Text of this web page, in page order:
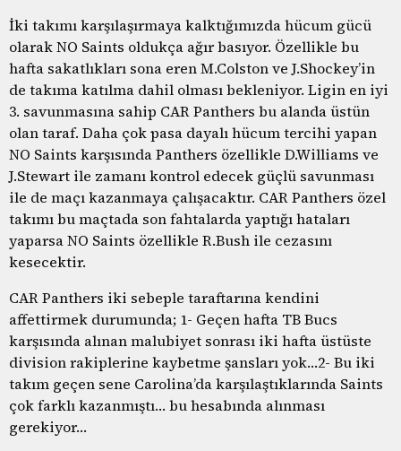
İki takımı karşılaşırmaya kalktığımızda hücum gücü
olarak NO Saints oldukça ağır basıyor. Özellikle bu
hafta sakatlıkları sona eren M.Colston ve J.Shockey’in
de takıma katılma dahil olması bekleniyor. Ligin en iyi
3. savunmasına sahip CAR Panthers bu alanda üstün
olan taraf. Daha çok pasa dayalı hücum tercihi yapan
NO Saints karşısında Panthers özellikle D.Williams ve
J.Stewart ile zamanı kontrol edecek güçlü savunması
ile de maçı kazanmaya çalışacaktır. CAR Panthers özel
takımı bu maçtada son fahtalarda yaptığı hataları
yaparsa NO Saints özellikle R.Bush ile cezasını
kesecektir.
CAR Panthers iki sebeple taraftarına kendini
affettirmek durumunda; 1- Geçen hafta TB Bucs
karşısında alınan malubiyet sonrası iki hafta üstüste
division rakiplerine kaybetme şansları yok…2- Bu iki
takım geçen sene Carolina’da karşılaştıklarında Saints
çok farklı kazanmıştı… bu hesabında alınması
gerekiyor…